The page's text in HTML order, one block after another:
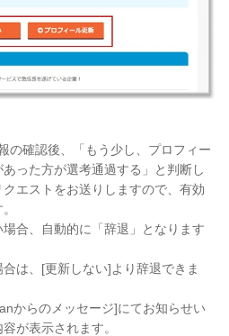
の確認後、「もう少し、プロフィー
った方が選考通過する」と判断し
エストをお送りしますので、有効
合、自動的に「辞退」となります
は、[更新しない]より辞退できま
からのメッセージ]にてお知らせい
が表示されます。